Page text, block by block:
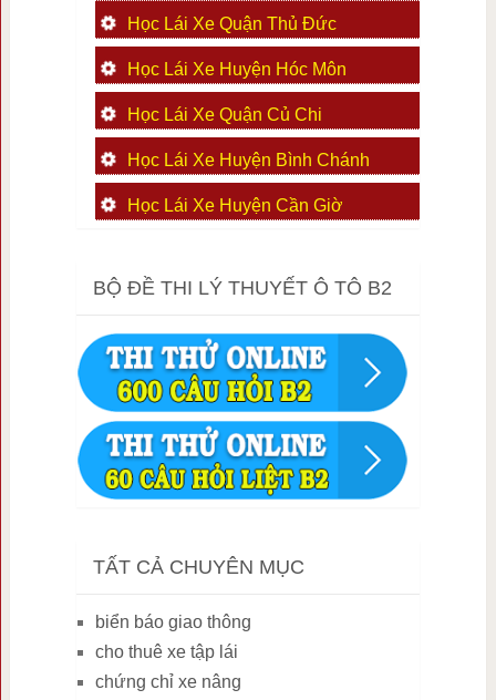
Học Lái Xe Quận Thủ Đức
Học Lái Xe Huyện Hóc Môn
Học Lái Xe Quận Củ Chi
Học Lái Xe Huyện Bình Chánh
Học Lái Xe Huyện Cần Giờ
BỘ ĐỀ THI LÝ THUYẾT Ô TÔ B2
TẤT CẢ CHUYÊN MỤC
biển báo giao thông
cho thuê xe tập lái
chứng chỉ xe nâng